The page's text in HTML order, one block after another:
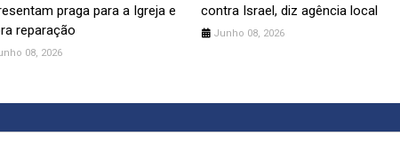
praga para a Igreja e
reparação
08, 2026
contra Israel, diz agência local
Junho 08, 2026